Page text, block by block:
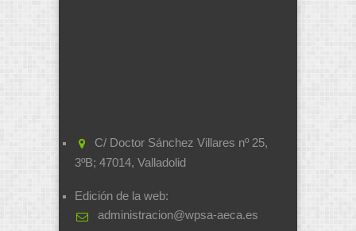
C/ Doctor Sánchez Villares nº 25,
3ºB; 47014, Valladolid
Edición de la web:
administracion@wpsa-aeca.es